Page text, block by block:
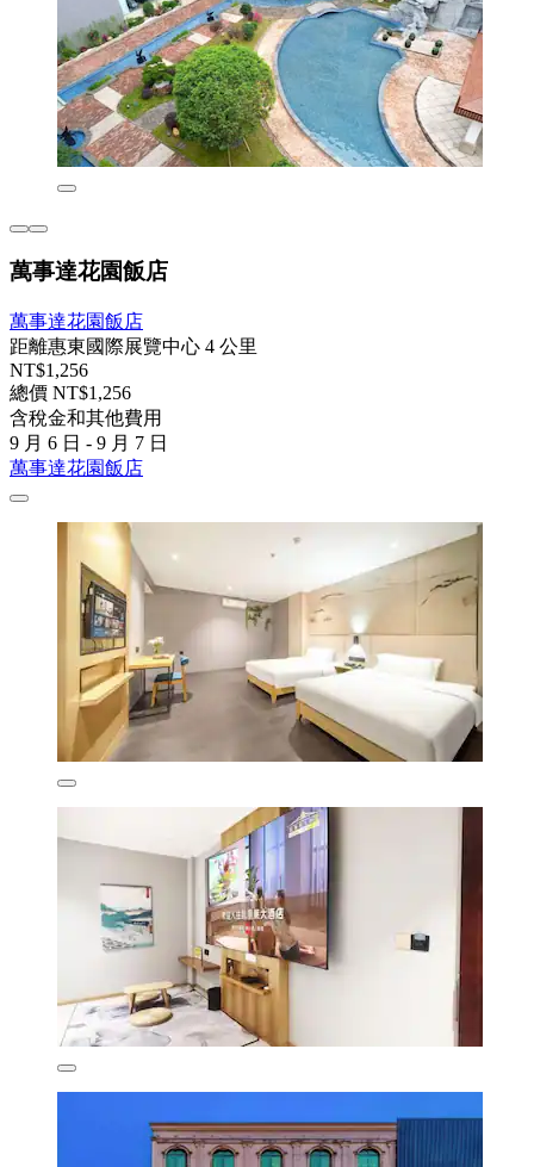
萬事達花園飯店
萬事達花園飯店
距離惠東國際展覽中心 4 公里
NT$1,256
總價 NT$1,256
含稅金和其他費用
9 月 6 日 - 9 月 7 日
萬事達花園飯店